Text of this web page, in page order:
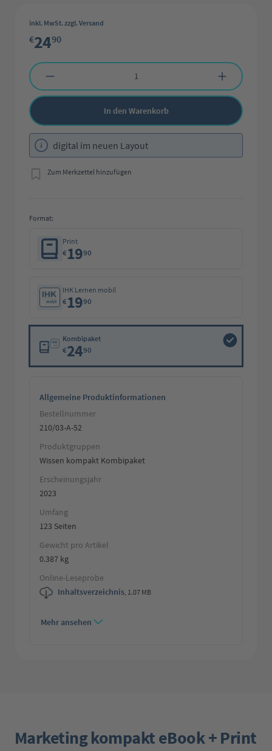
inkl. MwSt. zzgl. Versand
€2490
Produkt Anzahl: Gib den gewünschten Wert ein oder benutze die
In den Warenkorb
digital im neuen Layout
Zum Merkzettel hinzufügen
Format:
Print
€1990
IHK Lernen mobil
€1990
Kombipaket
€2490
Allgemeine Produktinformationen
Bestellnummer
210/03-A-52
Produktgruppen
Wissen kompakt Kombipaket
Erscheinungsjahr
2023
Umfang
123 Seiten
Gewicht pro Artikel
0.387 kg
Online-Leseprobe
Inhaltsverzeichnis, 1.07 MB
Mehr ansehen
Marketing kompakt eBook + Print